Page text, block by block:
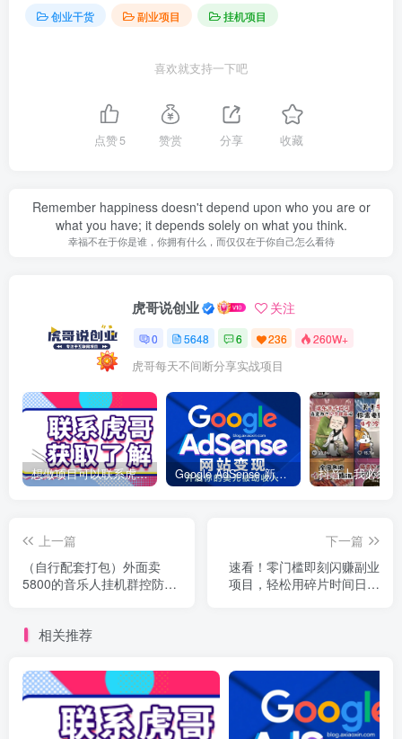
创业干货 副业项目 挂机项目
喜欢就支持一下吧
点赞5 赞赏 分享 收藏
Remember happiness doesn't depend upon who you are or
what you have; it depends solely on what you think.
幸福不在于你是谁，你拥有什么，而仅仅在于你自己怎么看待
虎哥说创业 关注
0 5648 6 236 260W+
虎哥每天不间断分享实战项目
想做项目可以联系虎哥微信 虎哥一对一解答并且远程视频教学 Google AdSense 新手接入教程：虎哥手把手教你用网站赚取美元收入
上一篇
（自行配套打包）外面卖
5800的音乐人挂机群控防F
下一篇
速看！零门槛即刻闪赚副业
项目，轻松用碎片时间日赚
相关推荐